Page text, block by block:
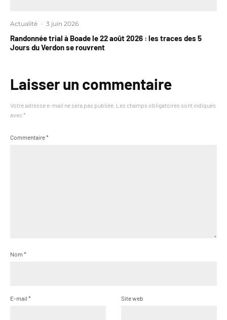
Actualité · 3 juin 2026
Randonnée trial à Boade le 22 août 2026 : les traces des 5
Jours du Verdon se rouvrent
Laisser un commentaire
Votre adresse e-mail ne sera pas publiée. Les champs obligatoires sont indiqués
avec *
Commentaire*
Nom *
E-mail * Site web